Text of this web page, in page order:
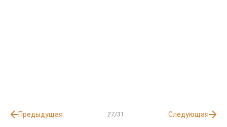
Предыдущая 27/31 Следующая